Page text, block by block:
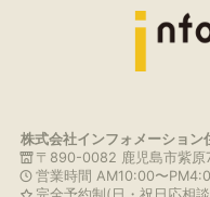
株式会社インフォメーション
〒890-0082 鹿児島市紫原
営業時間 AM10:00〜